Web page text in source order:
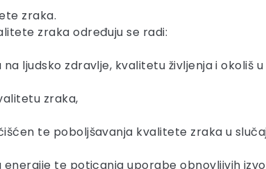
zraka.
zraka određuju se radi:
ljudsko zdravlje, kvalitetu življenja i okoliš u
zraka,
te poboljšavanja kvalitete zraka u
te poticanja uporabe obnovljivih